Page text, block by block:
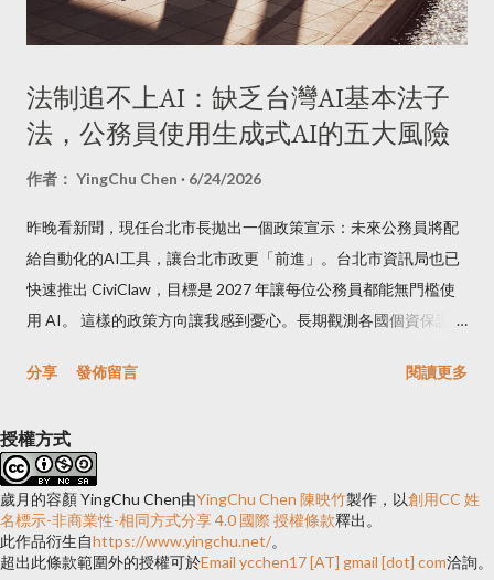
標題前面的中文分類，另外像是Entertainment項目裡，可能有音
樂，可能有電影，就會在前面留下中文分類。 前簡單的CSS和
間鑽研當然是好事，可是轉換後，我一直沒有時間去改，當然多
半也是因為懶，到現在也是拿別人做好的版型去改配色而已，所
以像裡面的設定、安裝的widget和analytics的javascript都要一個
個blog。也因為之前在blog裡放了technorati的分類，所以還要修
改以前的文章，把它們加入technorati，還有裡面的語法要更
改，所以這個星期甚至下個星期都會一直收到這裡的更新訊息，
對於不斷收到訊息干擾的朋友們，在這裡說聲抱歉。 在版面上因
閱顯示也都還沒放上去。 在Feed訂閱上，以前bl...
法制追不上AI：缺乏台灣AI基本法子
法，公務員使用生成式AI的五大風險
作者： YingChu Chen 6/24/2026
昨晚看新聞，現任台北市長拋出一個政策宣示：未來公務員將配
給自動化的AI工具，讓台北市政更「前進」。台北市資訊局也已
快速推出 CiviClaw，目標是 2027 年讓每位公務員都能無門檻使
用 AI。 這樣的政策方向讓我感到憂心。長期觀測各國個資保護規
處」，尚未正式運作；《個人資料保護法》的修法呼聲雖久，AI
高風險AI認定標準的子法至今仍是空白。 有網路、有 IoT 不等於
智慧城市，有 AI 當然也不等於智慧城市，應該重視制度能否承接
工具帶來的責任。 歐盟已明確禁止業者使用 AI 推測員工或學生
的心理狀態；美國聯邦政府要求採購 LLM 時廠商必須提交模型卡
與資料卡；韓國 AI 基本法的子法早已配套生效。這些都是台灣政
分享 發佈留言 閱讀更多
授權方式
歲月的容顏 YingChu Chen由YingChu Chen 陳映竹製作，以創用CC 姓
名標示-非商業性-相同方式分享 4.0 國際 授權條款釋出。
此作品衍生自https://www.yingchu.net/。
超出此條款範圍外的授權可於Email ycchen17 [AT] gmail [dot] com洽詢。